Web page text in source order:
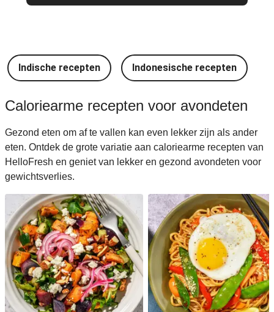
Indische recepten Indonesische recepten
Caloriearme recepten voor avondeten
Gezond eten om af te vallen kan even lekker zijn als ander
eten. Ontdek de grote variatie aan caloriearme recepten van
HelloFresh en geniet van lekker en gezond avondeten voor
gewichtsverlies.